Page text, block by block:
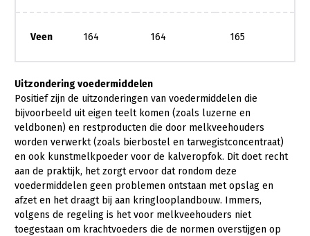
Veen 164 164 165
Uitzondering voedermiddelen
Positief zijn de uitzonderingen van voedermiddelen die
bijvoorbeeld uit eigen teelt komen (zoals luzerne en
veldbonen) en restproducten die door melkveehouders
worden verwerkt (zoals bierbostel en tarwegistconcentraat)
en ook kunstmelkpoeder voor de kalveropfok. Dit doet recht
aan de praktijk, het zorgt ervoor dat rondom deze
voedermiddelen geen problemen ontstaan met opslag en
afzet en het draagt bij aan kringlooplandbouw. Immers,
volgens de regeling is het voor melkveehouders niet
toegestaan om krachtvoeders die de normen overstijgen op